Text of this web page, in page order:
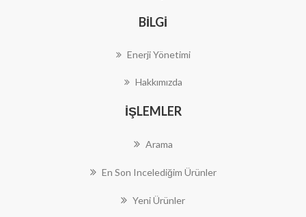
BILGI
Enerji Yönetimi
Hakkımızda
İŞLEMLER
Arama
En Son Incelediğim Ürünler
Yeni Ürünler